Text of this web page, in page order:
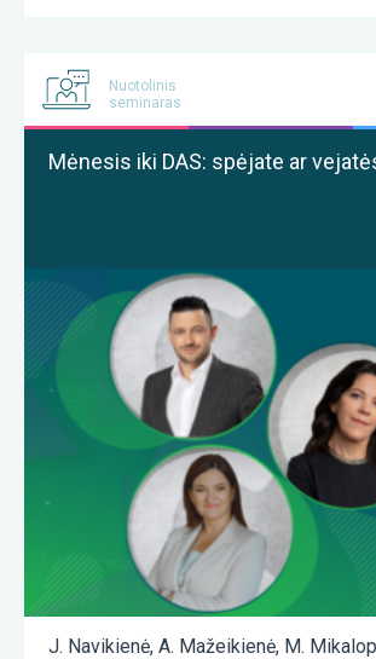
Nuotolinis
seminaras
Mėnesis iki DAS: spėjate ar
J. Navikienė, A. Mažeikienė, M.